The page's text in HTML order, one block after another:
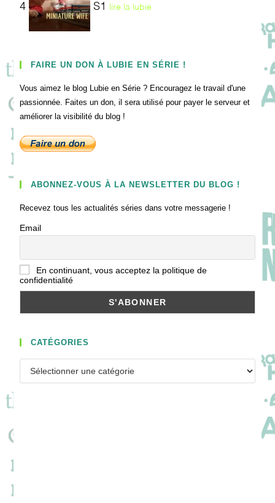
4 S1 lire la lubie
FAIRE UN DON À LUBIE EN SÉRIE !
Vous aimez le blog Lubie en Série ? Encouragez le travail d'une
passionnée. Faites un don, il sera utilisé pour payer le serveur et
améliorer la visibilité du blog !
ABONNEZ-VOUS À LA NEWSLETTER DU BLOG !
Recevez tous les actualités séries dans votre messagerie !
Email
En continuant, vous acceptez la politique de
confidentialité
CATÉGORIES